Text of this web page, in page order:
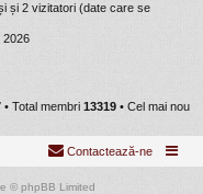
și 2 vizitatori (date care se
2026
• Total membri 13319 • Cel mai nou
Contactează-ne
© phpBB Limited